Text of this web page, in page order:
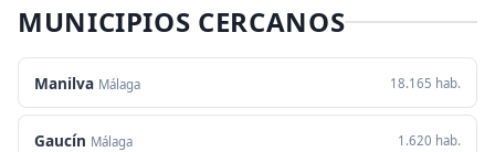
MUNICIPIOS CERCANOS
Manilva Málaga 18.165 hab.
Gaucín Málaga 1.620 hab.